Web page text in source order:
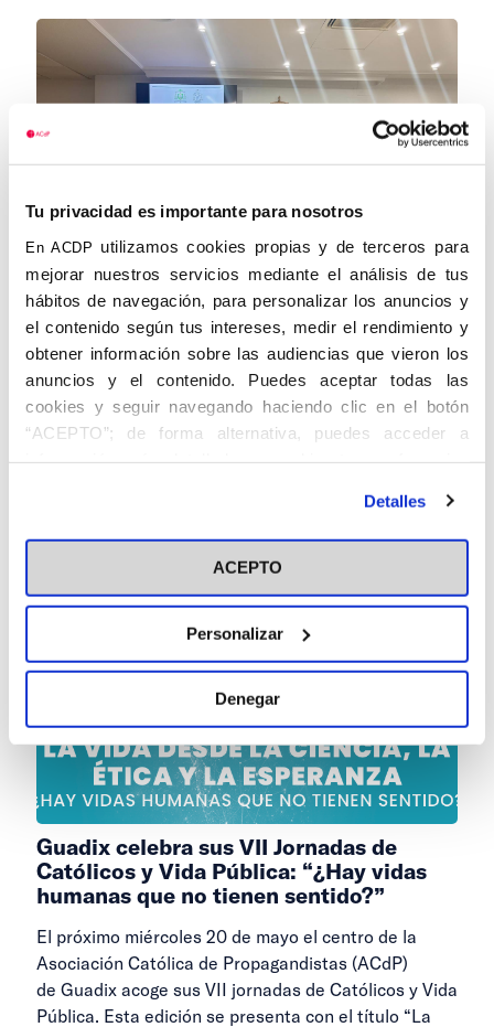
Tu privacidad es importante para nosotros
En ACDP utilizamos cookies propias y de terceros para
mejorar nuestros servicios mediante el análisis de tus
hábitos de navegación, para personalizar los anuncios y
el contenido según tus intereses, medir el rendimiento y
obtener información sobre las audiencias que vieron los
anuncios y el contenido. Puedes aceptar todas las
cookies y seguir navegando haciendo clic en el botón
“ACEPTO”; de forma alternativa, puedes acceder a
información más detallada y cambiar tus preferencias
en el botón "Personalizar". Para más información puedes
visitar nuestra Política de Cookies
Detalles
ACEPTO
Personalizar
Denegar
La ciencia, la ética y la esperanza se dan
la mano en Guadix para defender el
valor inviolable de la vida humana
El Centro Diocesano de Espiritualidad Manuel
Medina Olmos acoge la tercera sesión de formación
permanente del clero accitano, organizada junto a la
Guadix celebra sus VII Jornadas de
Católicos y Vida Pública: “¿Hay vidas
humanas que no tienen sentido?”
El próximo miércoles 20 de mayo el centro de la
Asociación Católica de Propagandistas (ACdP)
de Guadix acoge sus VII jornadas de Católicos y Vida
Pública. Esta edición se presenta con el título “La